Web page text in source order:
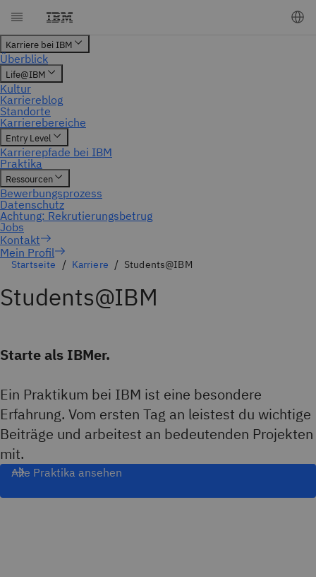
Mein Profil
Startseite Karriere Students@IBM
Students@IBM
Starte als IBMer.
Ein Praktikum bei IBM ist eine besondere
Erfahrung. Vom ersten Tag an leistest du wichtige
Beiträge und arbeitest an bedeutenden Projekten
mit.
Alle Praktika ansehen